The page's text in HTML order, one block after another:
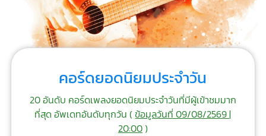
คอร์ดยอดนิยมประจำวัน
20 อันดับ คอร์ดเพลงยอดนิยมประจำวันที่มีผู้เข้าชมมาก
ที่สุด อัพเดทอันดับทุกวัน (ข้อมูลวันที่ 09/08/2569 |
20:00)